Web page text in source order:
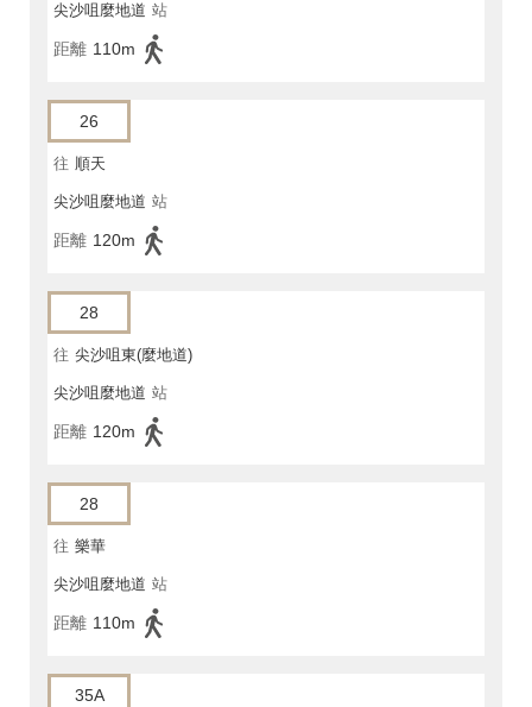
尖沙咀麼地道 站
距離 110m
26
往 順天
尖沙咀麼地道 站
距離 120m
28
往 尖沙咀東(麼地道)
尖沙咀麼地道 站
距離 120m
28
往 樂華
尖沙咀麼地道 站
距離 110m
35A